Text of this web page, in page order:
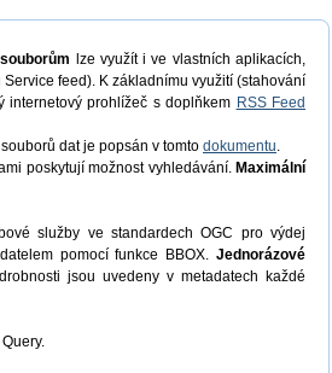
lze využít i ve vlastních aplikacích,
feed). K základnímu využití (stahování
prohlížeč s doplňkem RSS Feed
dat je popsán v tomto dokumentu.
poskytují možnost vyhledávání. Maximální
služby ve standardech OGC pro výdej
pomocí funkce BBOX. Jednorázové
jsou uvedeny v metadatech každé